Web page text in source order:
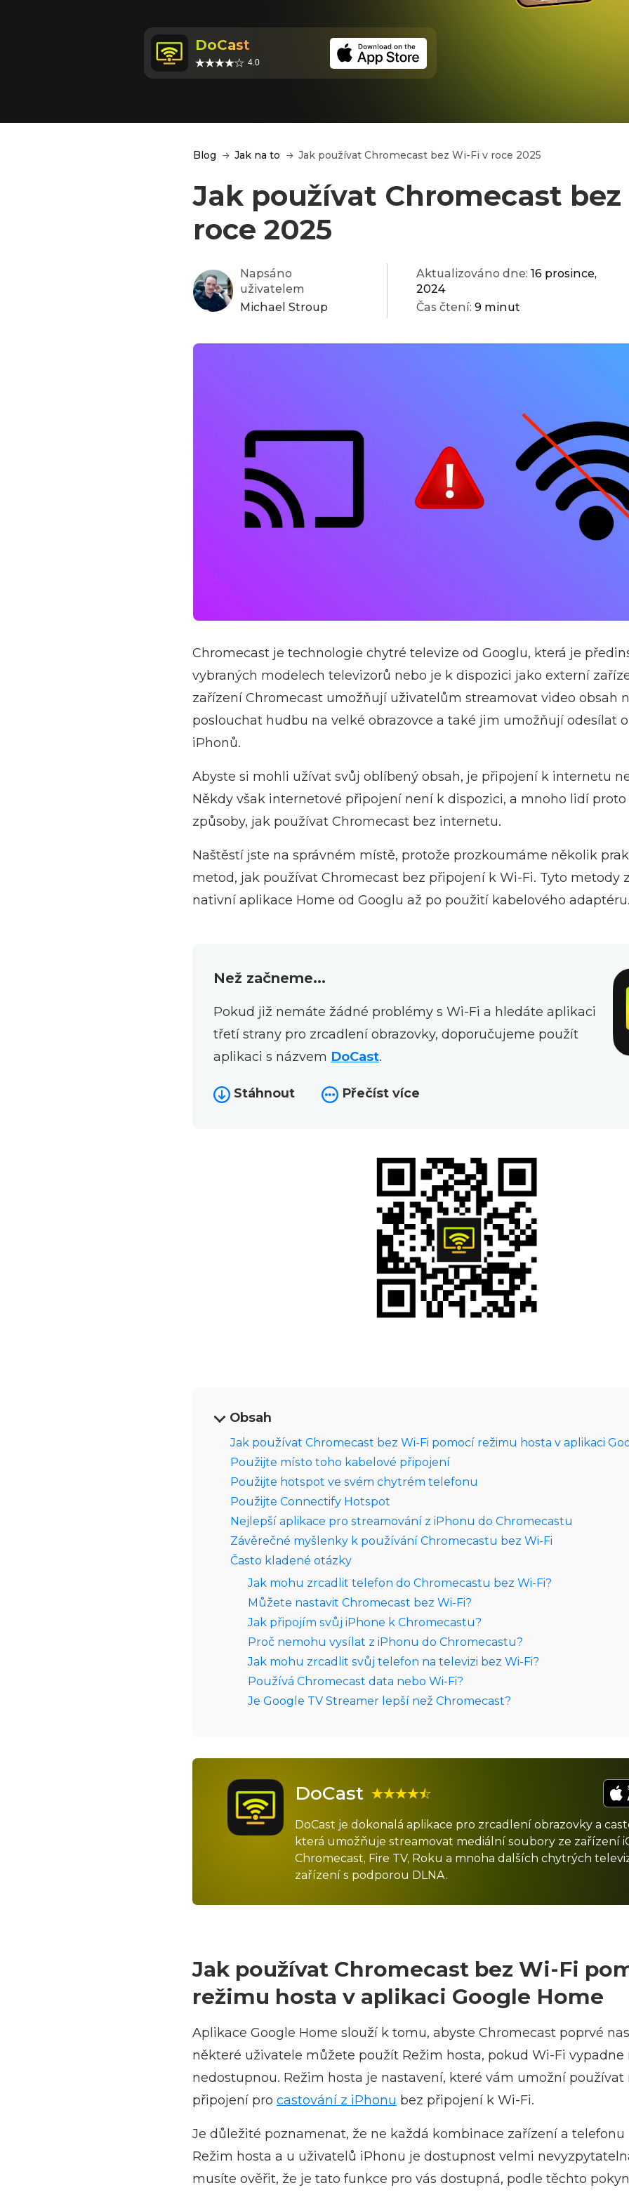
DoCast
4.0
Blog Jak na to Jak používat Chromecast bez Wi‑Fi v roce 2025
Jak používat Chromecast bez
roce 2025
Napsáno
uživatelem
Michael Stroup
Aktualizováno dne: 16 prosince,
2024
Čas čtení: 9 minut
Chromecast je technologie chytré televize od Googlu, která je
vybraných modelech televizorů nebo je k dispozici jako externí
zařízení Chromecast umožňují uživatelům streamovat video obsah
poslouchat hudbu na velké obrazovce a také jim umožňují odesílat
iPhonů.
Abyste si mohli užívat svůj oblíbený obsah, je připojení k internetu
Někdy však internetové připojení není k dispozici, a mnoho lidí proto
způsoby, jak používat Chromecast bez internetu.
Naštěstí jste na správném místě, protože prozkoumáme několik
metod, jak používat Chromecast bez připojení k Wi‑Fi. Tyto metody
nativní aplikace Home od Googlu až po použití kabelového adaptéru.
Než začneme...
Pokud již nemáte žádné problémy s Wi‑Fi a hledáte aplikaci
třetí strany pro zrcadlení obrazovky, doporučujeme použít
aplikaci s názvem DoCast.
Stáhnout Přečíst více
Obsah
Jak používat Chromecast bez Wi-Fi pomocí režimu hosta v aplikaci
Použijte místo toho kabelové připojení
Použijte hotspot ve svém chytrém telefonu
Použijte Connectify Hotspot
Nejlepší aplikace pro streamování z iPhonu do Chromecastu
Závěrečné myšlenky k používání Chromecastu bez Wi‑Fi
Často kladené otázky
Jak mohu zrcadlit telefon do Chromecastu bez Wi‑Fi?
Můžete nastavit Chromecast bez Wi‑Fi?
Jak připojím svůj iPhone k Chromecastu?
Proč nemohu vysílat z iPhonu do Chromecastu?
Jak mohu zrcadlit svůj telefon na televizi bez Wi‑Fi?
Používá Chromecast data nebo Wi‑Fi?
Je Google TV Streamer lepší než Chromecast?
DoCast
DoCast je dokonalá aplikace pro zrcadlení obrazovky a
která umožňuje streamovat mediální soubory ze zařízení
Chromecast, Fire TV, Roku a mnoha dalších chytrých
zařízení s podporou DLNA.
Jak používat Chromecast bez Wi-Fi
režimu hosta v aplikaci Google Home
Aplikace Google Home slouží k tomu, abyste Chromecast poprvé
některé uživatele můžete použít Režim hosta, pokud Wi‑Fi vypadne
nedostupnou. Režim hosta je nastavení, které vám umožní
připojení procastování z iPhonu bez připojení k Wi‑Fi.
Je důležité poznamenat, že ne každá kombinace zařízení a telefonu
Režim hosta a u uživatelů iPhonu je dostupnost velmi
musíte ověřit, že je tato funkce pro vás dostupná, podle těchto